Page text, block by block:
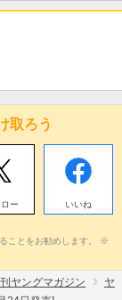
取ろう
ー いいね
ことをお勧めします。 ※
ヤングマガジン
ヤ